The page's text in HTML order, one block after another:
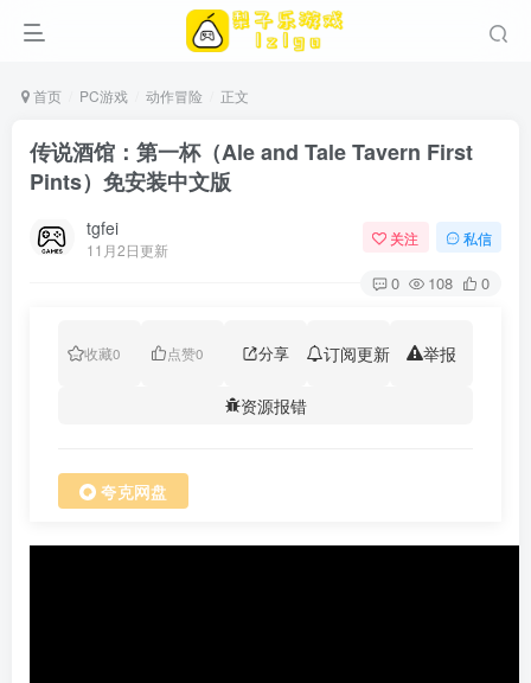
首页 PC游戏 动作冒险 正文
传说酒馆：第一杯（Ale and Tale Tavern First
Pints）免安装中文版
tgfei
11月2日更新
关注 私信
0 108 0
收藏0 点赞0 分享 订阅更新 举报
资源报错
夸克网盘